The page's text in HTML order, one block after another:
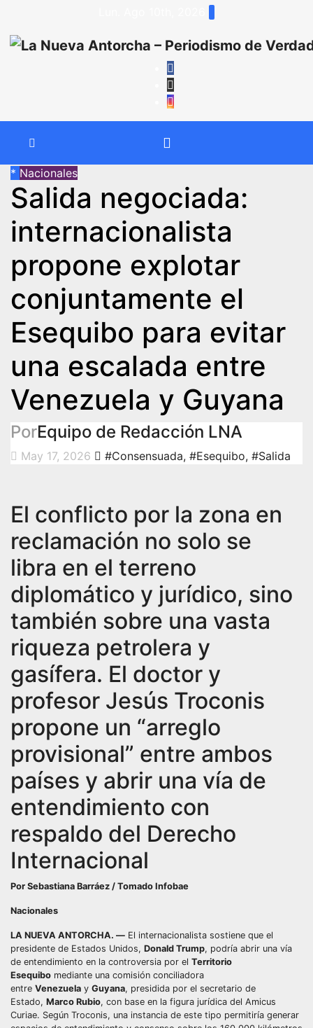
contenido
* Nacionales
Salida negociada:
internacionalista
propone explotar
conjuntamente el
Esequibo para evitar
una escalada entre
Venezuela y Guyana
PorEquipo de Redacción LNA
May 17, 2026 #Consensuada, #Esequibo, #Salida
El conflicto por la zona en
reclamación no solo se
libra en el terreno
diplomático y jurídico, sino
también sobre una vasta
riqueza petrolera y
gasífera. El doctor y
profesor Jesús Troconis
propone un “arreglo
provisional” entre ambos
países y abrir una vía de
entendimiento con
respaldo del Derecho
Internacional
Por Sebastiana Barráez / Tomado Infobae
Nacionales
LA NUEVA ANTORCHA. — El internacionalista sostiene que el
presidente de Estados Unidos, Donald Trump, podría abrir una vía
de entendimiento en la controversia por el Territorio
Esequibo mediante una comisión conciliadora
entre Venezuela y Guyana, presidida por el secretario de
Estado, Marco Rubio, con base en la figura jurídica del Amicus
Curiae. Según Troconis, una instancia de este tipo permitiría generar